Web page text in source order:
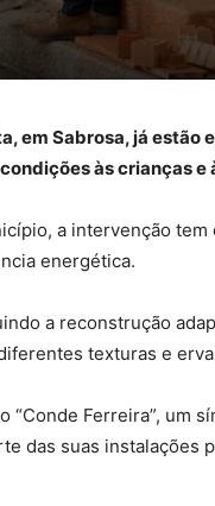
em Sabrosa, já estão
às crianças
a intervenção
energética.
a reconstrução
texturas e
Ferreira”, um
das suas instalações